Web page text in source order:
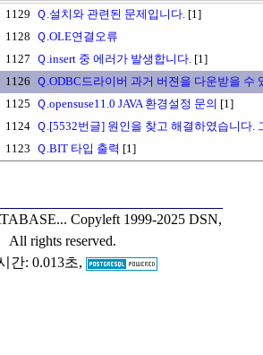
1129 Ｑ.설치와 관련된 문제입니다. [1]
1128 Ｑ.OLE연결오류
1127 Ｑ.insert 중 에러가 발생합니다. [1]
1126 Ｑ.ODBC드라이버 과거 버젼을 다운받을 수
1125 Ｑ.opensuse11.0 JAVA 환경설정 문의 [1]
1124 Ｑ.[5532번글] 원인을 찾고 해결하였습니다.
1123 Ｑ.BIT 타입 출력 [1]
Copyleft 1999-2025 DSN,
All rights reserved.
간: 0.013초,